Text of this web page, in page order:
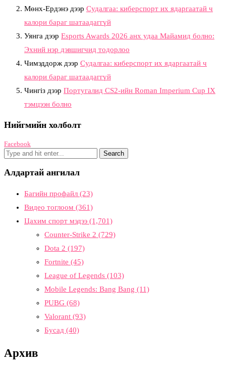
Мөнх-Ердэнэ дээр Судалгаа: киберспорт их ядаргаатай ч
калори бараг шатаадаггүй
Уянга дээр Esports Awards 2026 анх удаа Майамид болно:
Эхний нэр дэвшигчид тодорлоо
Чимэддорж дээр Судалгаа: киберспорт их ядаргаатай ч
калори бараг шатаадаггүй
Чингіз дээр Португалид CS2-ийн Roman Imperium Cup IX
тэмцээн болно
Нийгмийн холболт
Facebook
Алдартай ангилал
Багийн профайл (23)
Видео тоглоом (361)
Цахим спорт мэдээ (1,701)
Counter-Strike 2 (729)
Dota 2 (197)
Fortnite (45)
League of Legends (103)
Mobile Legends: Bang Bang (11)
PUBG (68)
Valorant (93)
Бусад (40)
Архив